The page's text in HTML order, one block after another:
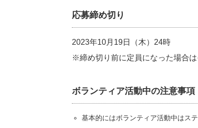
応募締め切り
2023年10月19日（木）24時
※締め切り前に定員になった場合
ボランティア活動中の注意事項
基本的にはボランティア活動中はス